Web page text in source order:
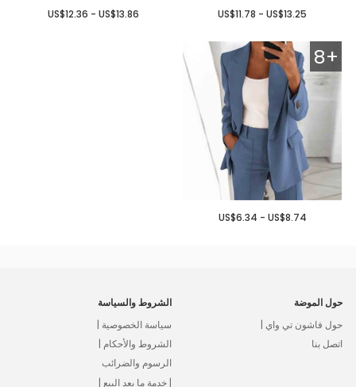
US$11.78 - US$13.25
US$12.36 - US$13.86
8+
US$6.34 - US$8.74
حول الموضة
حول فاشون تي واي |
اتصل بنا
الشروط والسياسة
سياسة الخصوصية |
الشروط والأحكام |
الرسوم والضرائب
| خدمة ما بعد البيع |